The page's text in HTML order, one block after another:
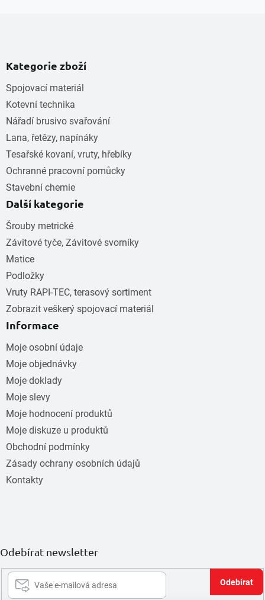
Kategorie zboží
Spojovací materiál
Kotevní technika
Nářadí brusivo svařování
Lana, řetězy, napínáky
Tesařské kovaní, vruty, hřebíky
Ochranné pracovní pomůcky
Stavební chemie
Další kategorie
Šrouby metrické
Závitové tyče, Závitové svorníky
Matice
Podložky
Vruty RAPI-TEC, terasový sortiment
Zobrazit veškerý spojovací materiál
Informace
Moje osobní údaje
Moje objednávky
Moje doklady
Moje slevy
Moje hodnocení produktů
Moje diskuze u produktů
Obchodní podmínky
Zásady ochrany osobních údajů
Kontakty
Odebírat newsletter
se